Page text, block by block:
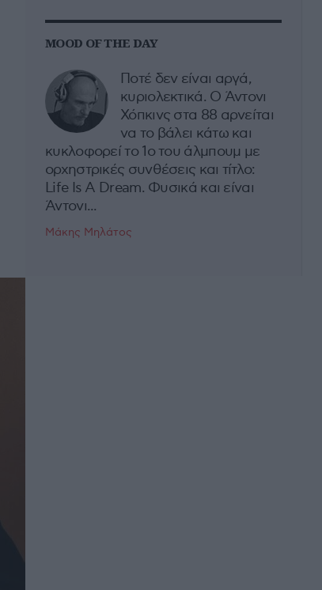
MOOD OF THE DAY
Ποτέ δεν είναι αργά,
κυριολεκτικά. Ο Άντονι
Χόπκινς στα 88 αρνείται
να το βάλει κάτω και
κυκλοφορεί το 1ο του άλμπουμ με
ορχηστρικές συνθέσεις και τίτλο:
Life Is A Dream. Φυσικά και είναι
Άντονι...
Μάκης Μηλάτος